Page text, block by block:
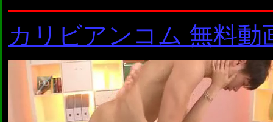
カリビアンコム 無料動